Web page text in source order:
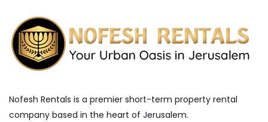
Nofesh Rentals is a premier short-term property rental
company based in the heart of Jerusalem.